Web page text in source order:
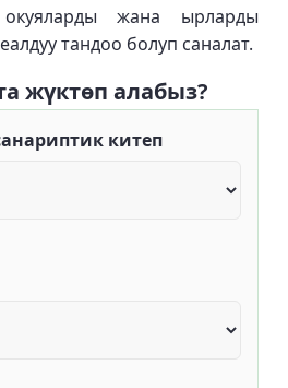
жана ырларды
тандоо болуп саналат.
жүктөп алабыз?
китеп